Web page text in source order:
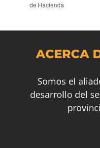
de Hacienda
ACERCA
Somos el
desarrollo del